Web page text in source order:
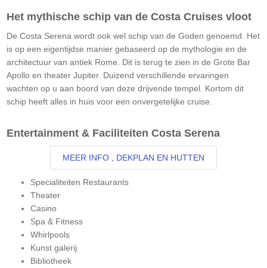
Het mythische schip van de Costa Cruises vloot
De Costa Serena wordt ook wel schip van de Goden genoemd. Het
is op een eigentijdse manier gebaseerd op de mythologie en de
architectuur van antiek Rome. Dit is terug te zien in de Grote Bar
Apollo en theater Jupiter. Duizend verschillende ervaringen
wachten op u aan boord van deze drijvende tempel. Kortom dit
schip heeft alles in huis voor een onvergetelijke cruise.
Entertainment & Faciliteiten Costa Serena
MEER INFO , DEKPLAN EN HUTTEN
Specialiteiten Restaurants
Theater
Casino
Spa & Fitness
Whirlpools
Kunst galerij
Bibliotheek